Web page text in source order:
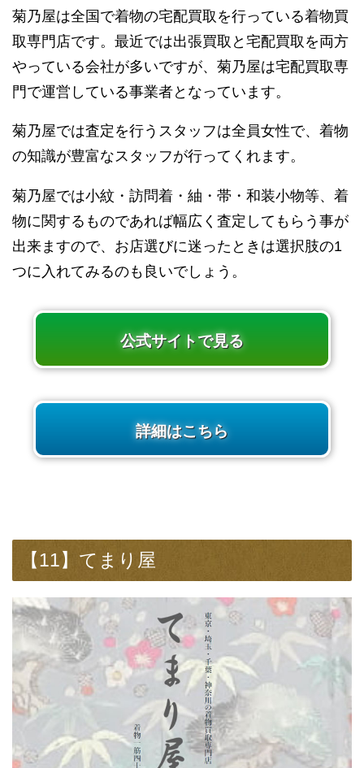
菊乃屋は全国で着物の宅配買取を行っている着物買
取専門店です。最近では出張買取と宅配買取を両方
やっている会社が多いですが、菊乃屋は宅配買取専
門で運営している事業者となっています。
菊乃屋では査定を行うスタッフは全員女性で、着物
の知識が豊富なスタッフが行ってくれます。
菊乃屋では小紋・訪問着・紬・帯・和装小物等、着
物に関するものであれば幅広く査定してもらう事が
出来ますので、お店選びに迷ったときは選択肢の1
つに入れてみるのも良いでしょう。
公式サイトで見る
詳細はこちら
【11】てまり屋